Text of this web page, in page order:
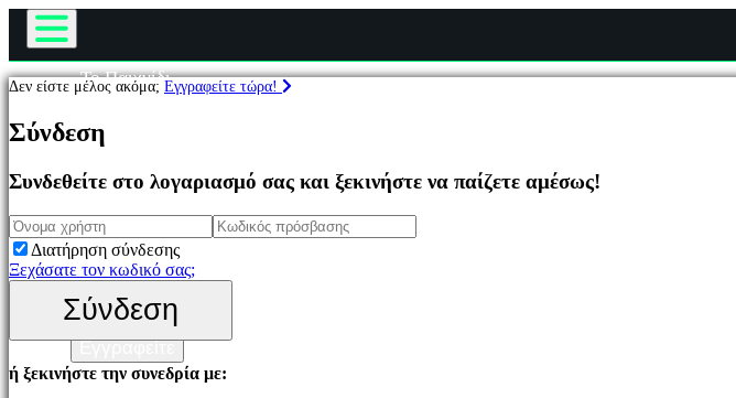
Επιλεγμένο
Νέα
παιχνίδια
Παιχνίδια
να
παίξετε
δωρεάν
Παιχνίδια
Το Παιχνίδι
Παιχνίδι
Νέα
Οδηγοί
Υποστήριξη
Φόρουμ
Κατάστημα
Σύνδεση
Εγγραφείτε
Δεν είστε μέλος ακόμα; Εγγραφείτε τώρα!
Σύνδεση
Συνδεθείτε στο λογαριασμό σας και ξεκινήστε να παίζετε αμέσως!
Διατήρηση σύνδεσης
Ξεχάσατε τον κωδικό σας;
Σύνδεση
ή ξεκινήστε την συνεδρία με: